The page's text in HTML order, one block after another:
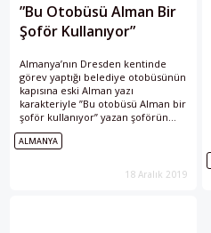
”Bu Otobüsü Alman Bir
Şoför Kullanıyor”
Almanya’nın Dresden kentinde
görev yaptığı belediye otobüsünün
kapısına eski Alman yazı
karakteriyle ”Bu otobüsü Alman bir
şoför kullanıyor” yazan şoförün
işine son verildiği bildirildi.
Dresden Trafik İşletmesi Sözcüsü
açıklamada, söz konusu şoförün
ALMANYA
18 Aralık 2019